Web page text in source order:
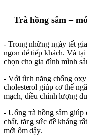
Trà hồng sâm –
- Trong những ngày tết
ngon để tiếp khách. Và
chọn cho gia đình mình
- Với tình năng chống
cholesterol giúp cơ thể
mạch, điều chỉnh lượng
- Uống trà hồng sâm giúp
chất, tăng sức đề kháng
mới ốm dậy.